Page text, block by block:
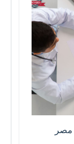
مصر